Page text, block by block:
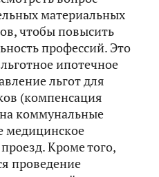
материальных
чтобы повысить
профессий. Это
ипотечное
льгот для
(компенсация
коммунальные
медицинское
Кроме того,
проведение